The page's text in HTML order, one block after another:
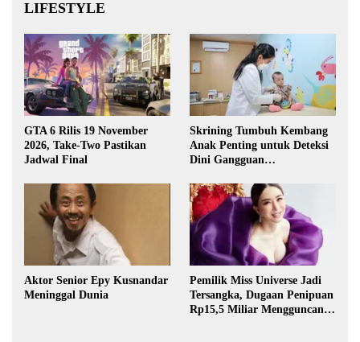
LIFESTYLE
GTA 6 Rilis 19 November
2026, Take-Two Pastikan
Jadwal Final
Skrining Tumbuh Kembang
Anak Penting untuk Deteksi
Dini Gangguan
Aktor Senior Epy Kusnandar
Meninggal Dunia
Pemilik Miss Universe Jadi
Tersangka, Dugaan Penipuan
Rp15,5 Miliar Mengguncang